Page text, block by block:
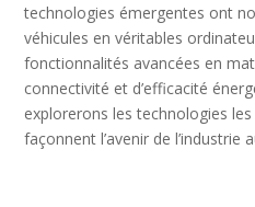
technologies émergentes ont
véhicules en véritables
fonctionnalités avancées en
connectivité et d’efficacité
explorerons les technologies
façonnent l’avenir de l’industrie